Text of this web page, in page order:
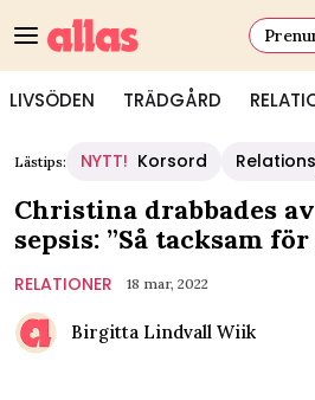
LIVSÖDEN TRÄDGÅRD
Lästips: NYTT! Korsord
Christina drabbades
sepsis: ”Så tacksam
RELATIONER 18 mar, 2022
Birgitta Lindvall Wiik